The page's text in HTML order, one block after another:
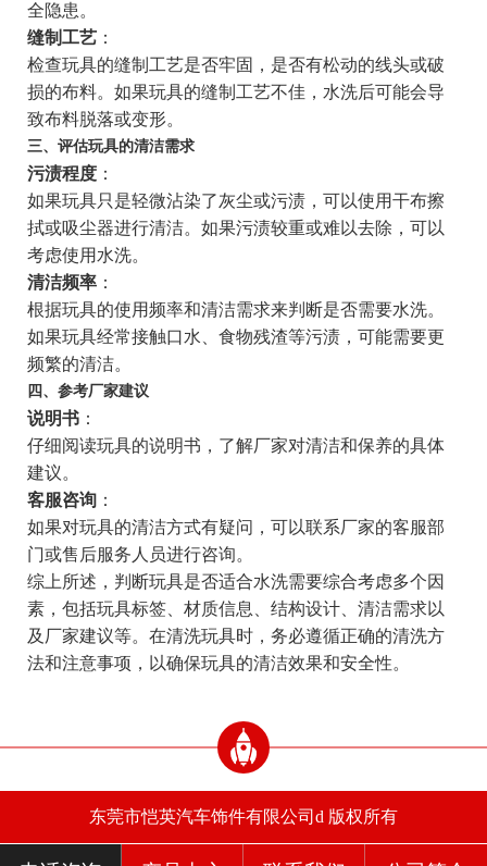
全隐患。
缝制工艺：
检查玩具的缝制工艺是否牢固，是否有松动的线头或破
损的布料。如果玩具的缝制工艺不佳，水洗后可能会导
致布料脱落或变形。
三、评估玩具的清洁需求
污渍程度：
如果玩具只是轻微沾染了灰尘或污渍，可以使用干布擦
拭或吸尘器进行清洁。如果污渍较重或难以去除，可以
考虑使用水洗。
清洁频率：
根据玩具的使用频率和清洁需求来判断是否需要水洗。
如果玩具经常接触口水、食物残渣等污渍，可能需要更
频繁的清洁。
四、参考厂家建议
说明书：
仔细阅读玩具的说明书，了解厂家对清洁和保养的具体
建议。
客服咨询：
如果对玩具的清洁方式有疑问，可以联系厂家的客服部
门或售后服务人员进行咨询。
综上所述，判断玩具是否适合水洗需要综合考虑多个因
素，包括玩具标签、材质信息、结构设计、清洁需求以
及厂家建议等。在清洗玩具时，务必遵循正确的清洗方
法和注意事项，以确保玩具的清洁效果和安全性。
东莞市恺英汽车饰件有限公司d 版权所有